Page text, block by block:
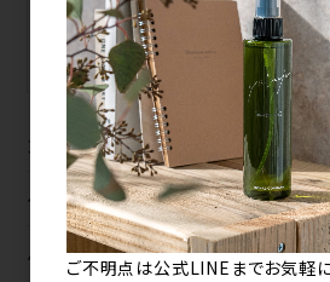
BRAND
ブランドから探す メー
カテゴリから探す
ヘアカラー
パーマ
ご不明点は公式LINEまでお気軽